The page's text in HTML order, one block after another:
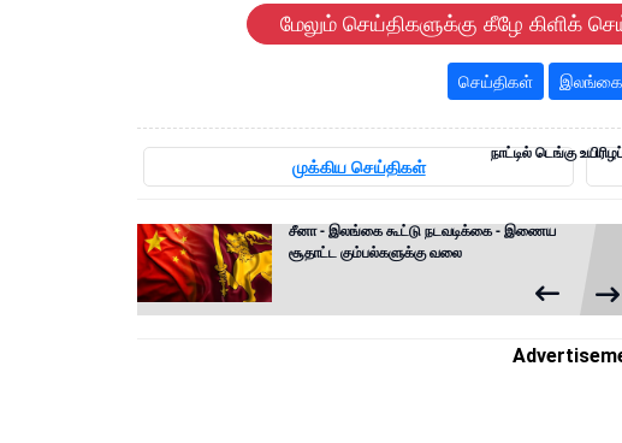
மேலும் செய்திகளுக்கு கீழே கிளிக்
செய்திகள் இலங்கை
முக்கிய செய்திகள்
சீனா - இலங்கை கூட்டு நடவடிக்கை - இணைய
சூதாட்ட கும்பல்களுக்கு வலை
நாட்டில் டெங்கு